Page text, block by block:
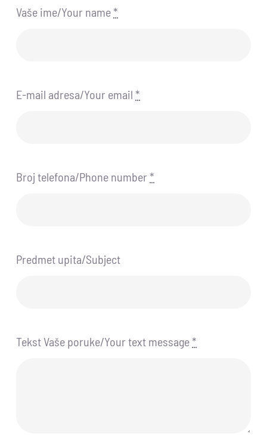
Vaše ime/Your name *
E-mail adresa/Your email *
Broj telefona/Phone number *
Predmet upita/Subject
Tekst Vaše poruke/Your text message *